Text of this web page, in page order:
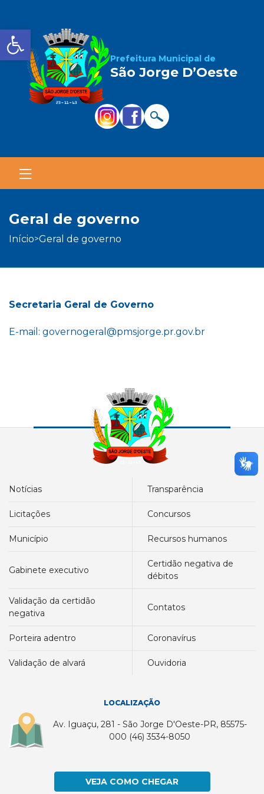
Barra de Ferramentas
Prefeitura Municipal de
São Jorge D’Oeste
geral de governo
início> geral de governo
Secretaria Geral de Governo
E-mail: governogeral@pmsjorge.pr.gov.br
notícias transparência
licitações concursos
município recursos humanos
gabinete executivo
certidão negativa de
débitos
validação da certidão
negativa
contatos
porteira adentro coronavírus
validação de alvará ouvidoria
LOCALIZAÇÃO
Av. Iguaçu, 281 - São Jorge D'Oeste-PR, 85575-
000 (46) 3534-8050
VEJA COMO CHEGAR